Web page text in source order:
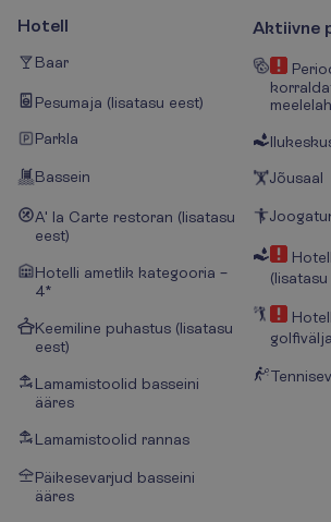
Hotell
Baar
Pesumaja (lisatasu eest)
Parkla
Bassein
A' la Carte restoran (lisatasu
eest)
Hotelli ametlik kategooria –
4*
Keemiline puhastus (lisatasu
eest)
Lamamistoolid basseini
ääres
Lamamistoolid rannas
Päikesevarjud basseini
ääres
Aktiivne
Jõusaal